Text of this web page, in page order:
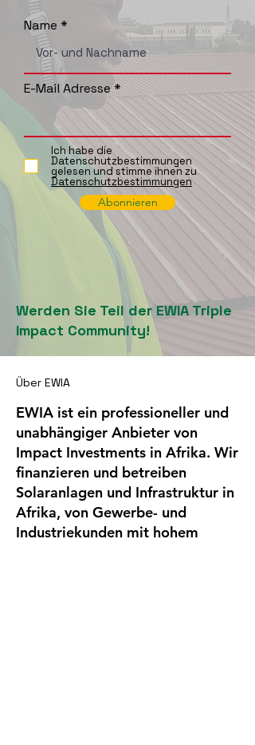
Name
E-Mail Adresse
Ich habe die
Datenschutzbestimmungen
gelesen und stimme ihnen zu
Datenschutzbestimmungen
Abonnieren
Werden Sie Teil der EWIA Triple
Impact Community!
Über EWIA
EWIA ist ein professioneller und
unabhängiger Anbieter von
Impact Investments in Afrika. Wir
finanzieren und betreiben
Solaranlagen und Infrastruktur in
Afrika, von Gewerbe- und
Industriekunden mit hohem